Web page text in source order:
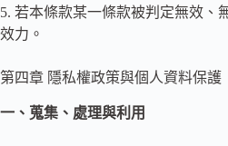
5. 若本條款某一條款被判定無效、
效力。
第四章 隱私權政策與個人資料保護
一、蒐集、處理與利用